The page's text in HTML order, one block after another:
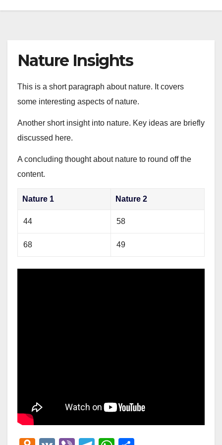
Nature Insights
This is a short paragraph about nature. It covers
some interesting aspects of nature.
Another short insight into nature. Key ideas are briefly
discussed here.
A concluding thought about nature to round off the
content.
Nature 1 Nature 2
44 58
68 49